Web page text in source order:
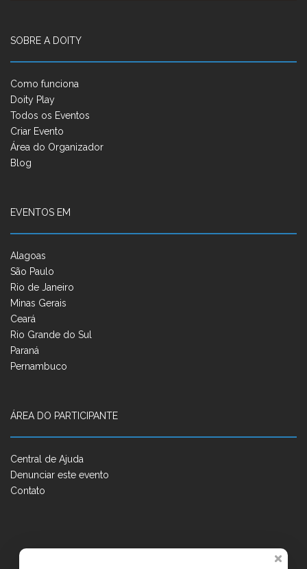
SOBRE A DOITY
Como funciona
Doity Play
Todos os Eventos
Criar Evento
Área do Organizador
Blog
EVENTOS EM
Alagoas
São Paulo
Rio de Janeiro
Minas Gerais
Ceará
Rio Grande do Sul
Paraná
Pernambuco
ÁREA DO PARTICIPANTE
Central de Ajuda
Denunciar este evento
Contato